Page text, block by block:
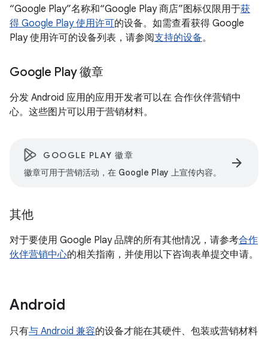
“Google Play”名称和“Google Play 商店”图标仅限用于获
得 Google Play 使用许可的设备。如需查看获得 Google
Play 使用许可的设备列表，请参阅支持的设备。
Google Play 徽章
分发 Android 应用的应用开发者可以在 合作伙伴营销中
心。这些图片可以用于营销材料。
GOOGLE PLAY 徽章
徽章可用于营销活动，在 Google Play 上宣传内容。
arrow_forward
其他
对于要使用 Google Play 品牌的所有其他情况，请参考合作
伙伴营销中心的相关指南，并使用以下咨询表单提交申请。
Android
只有与 Android 兼容的设备才能在其硬件、包装或营销材料